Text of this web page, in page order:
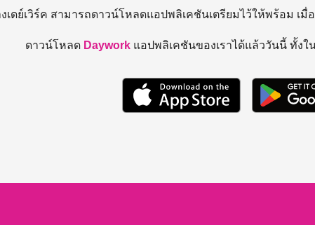
เดย์เวิร์ค สามารถดาวน์โหลดแอปพลิเคชันเตรียมไว้ให้พร้อม เมื่
ดาวน์โหลด Daywork แอปพลิเคชันของเราได้แล้ววันนี้ ทั้งใ